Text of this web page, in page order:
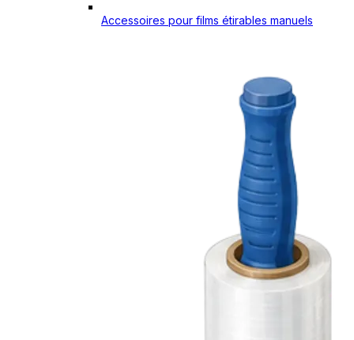
Accessoires pour films étirables manuels